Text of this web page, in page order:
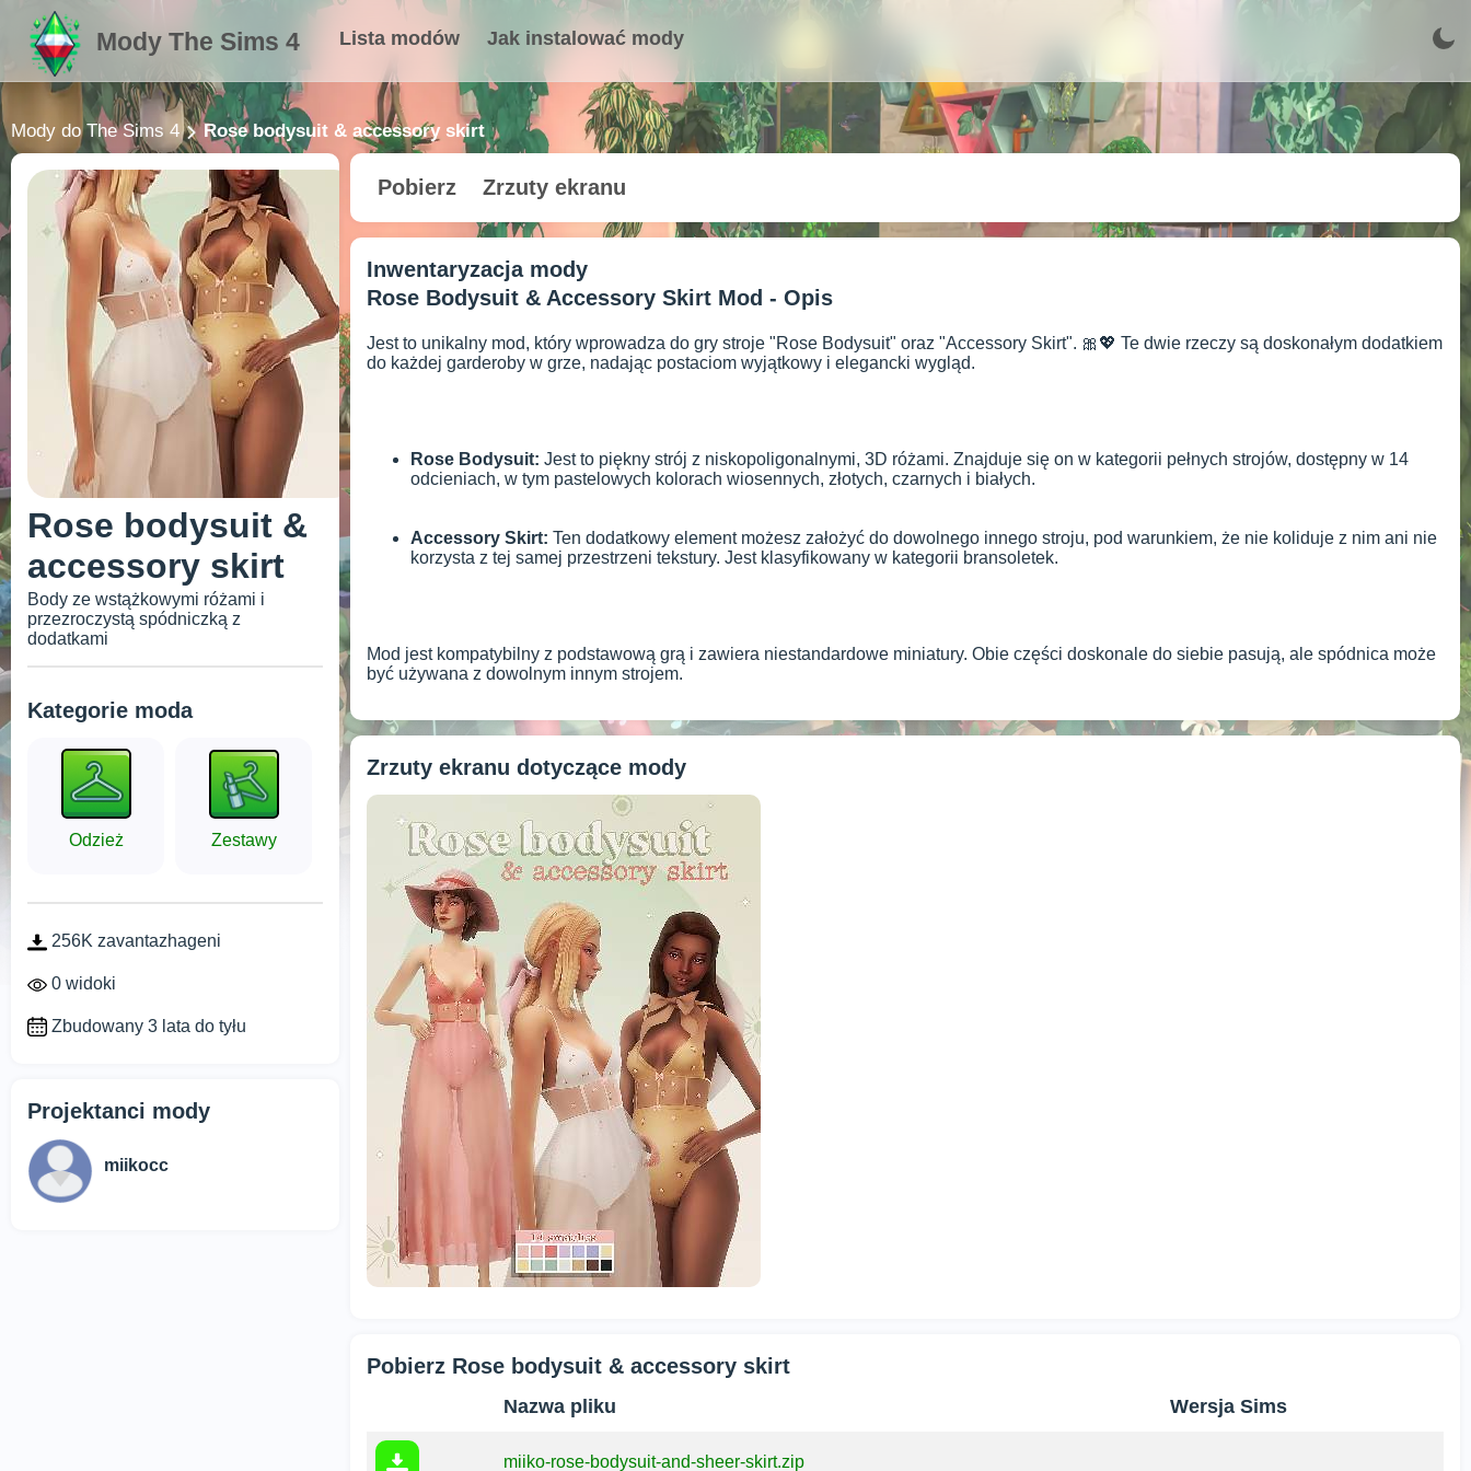
Mody The Sims 4 Lista modów Jak instalować mody
Mody do The Sims 4 Rose bodysuit & accessory skirt
Rose bodysuit &
accessory skirt
Body ze wstążkowymi różami i
przezroczystą spódniczką z
dodatkami
Kategorie moda
Odzież Zestawy
256K zavantazhageni
0 widoki
Zbudowany 3 lata do tyłu
Projektanci mody
miikocc
Pobierz Zrzuty ekranu
Inwentaryzacja mody
Rose Bodysuit & Accessory Skirt Mod - Opis
Jest to unikalny mod, który wprowadza do gry stroje "Rose Bodysuit" oraz "Accessory Skirt". 🎀💖 Te dwie rzeczy są doskonałym dodatkiem
do każdej garderoby w grze, nadając postaciom wyjątkowy i elegancki wygląd.
Rose Bodysuit: Jest to piękny strój z niskopoligonalnymi, 3D różami. Znajduje się on w kategorii pełnych strojów, dostępny w 14
odcieniach, w tym pastelowych kolorach wiosennych, złotych, czarnych i białych.
Accessory Skirt: Ten dodatkowy element możesz założyć do dowolnego innego stroju, pod warunkiem, że nie koliduje z nim ani nie
korzysta z tej samej przestrzeni tekstury. Jest klasyfikowany w kategorii bransoletek.
Mod jest kompatybilny z podstawową grą i zawiera niestandardowe miniatury. Obie części doskonale do siebie pasują, ale spódnica może
być używana z dowolnym innym strojem.
Zrzuty ekranu dotyczące mody
Pobierz Rose bodysuit & accessory skirt
Nazwa pliku Wersja Sims
miiko-rose-bodysuit-and-sheer-skirt.zip